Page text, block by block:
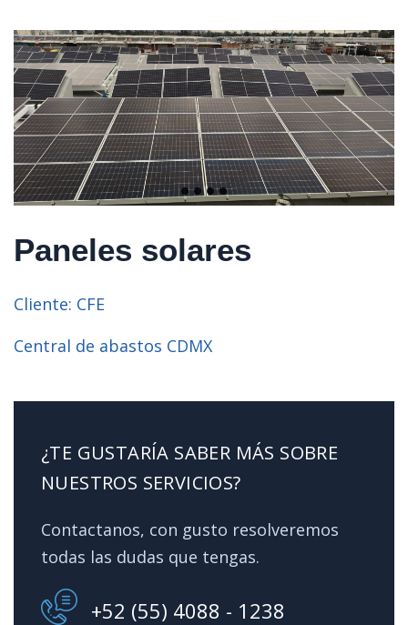
Paneles solares
Cliente: CFE
Central de abastos CDMX
¿TE GUSTARÍA SABER MÁS SOBRE
NUESTROS SERVICIOS?
Contactanos, con gusto resolveremos
todas las dudas que tengas.
+52 (55) 4088 - 1238